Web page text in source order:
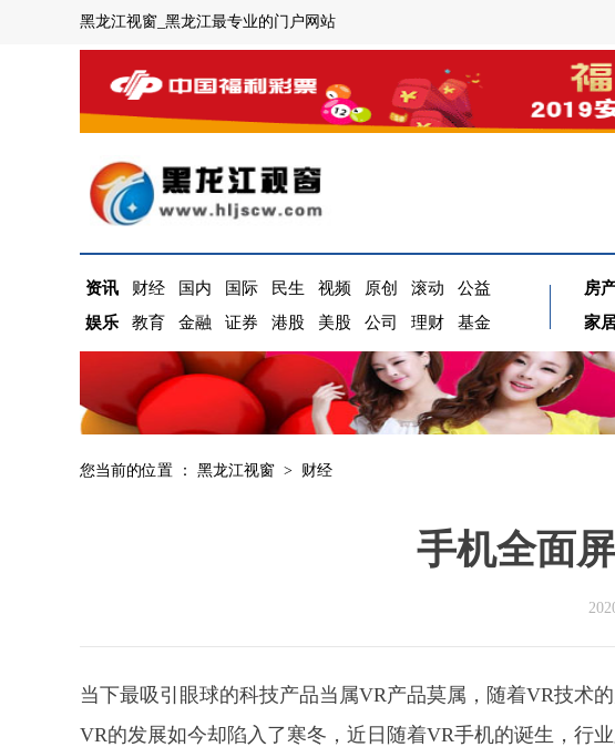
黑龙江视窗_黑龙江最专业的门户网站
资讯 财经 国内 国际 民生 视频 原创 滚动
公益
娱乐
教育 金融 证券 港股 美股 公司 理财 基金
房
家
您当前的位置 ： 黑龙江视窗 > 财经
手机全面
当下最吸引眼球的科技产品当属VR产品莫属，随着VR技术
VR的发展如今却陷入了寒冬，近日随着VR手机的诞生，行